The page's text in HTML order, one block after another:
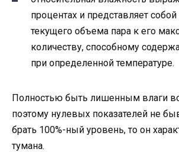
процентах и представляет
текущего объема пара к его
количеству, способному
при определенной температуре.
Полностью быть лишенным влаги
поэтому нулевых показателей не
брать 100%-ный уровень, то он
тумана.